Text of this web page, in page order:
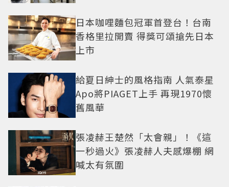
日本咖哩麵包冠軍首登台！台南
香格里拉開賣 得獎可頌搶先日本
上市
給夏日紳士的風格指南 人氣泰星
Apo將PIAGET上手 再現1970懷
舊風華
張凌赫王楚然「太會親」！《這
一秒過火》張凌赫人夫感爆棚 網
喊太有氛圍